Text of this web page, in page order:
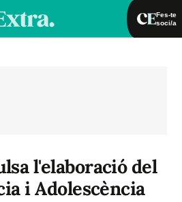
Fes-te
soci/a
l'elaboració del
i Adolescència